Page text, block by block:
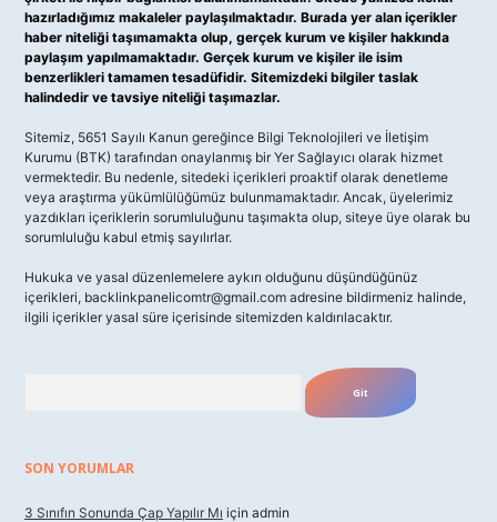
hazırladığımız makaleler paylaşılmaktadır. Burada yer alan içerikler
haber niteliği taşımamakta olup, gerçek kurum ve kişiler hakkında
paylaşım yapılmamaktadır. Gerçek kurum ve kişiler ile isim
benzerlikleri tamamen tesadüfidir. Sitemizdeki bilgiler taslak
halindedir ve tavsiye niteliği taşımazlar.
Sitemiz, 5651 Sayılı Kanun gereğince Bilgi Teknolojileri ve İletişim
Kurumu (BTK) tarafından onaylanmış bir Yer Sağlayıcı olarak hizmet
vermektedir. Bu nedenle, sitedeki içerikleri proaktif olarak denetleme
veya araştırma yükümlülüğümüz bulunmamaktadır. Ancak, üyelerimiz
yazdıkları içeriklerin sorumluluğunu taşımakta olup, siteye üye olarak bu
sorumluluğu kabul etmiş sayılırlar.
Hukuka ve yasal düzenlemelere aykırı olduğunu düşündüğünüz
içerikleri, backlinkpanelicomtr@gmail.com adresine bildirmeniz halinde,
ilgili içerikler yasal süre içerisinde sitemizden kaldırılacaktır.
SON YORUMLAR
3 Sınıfın Sonunda Çap Yapılır Mı için admin